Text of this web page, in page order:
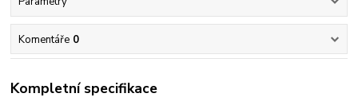
Komentáře 0
Kompletní specifikace